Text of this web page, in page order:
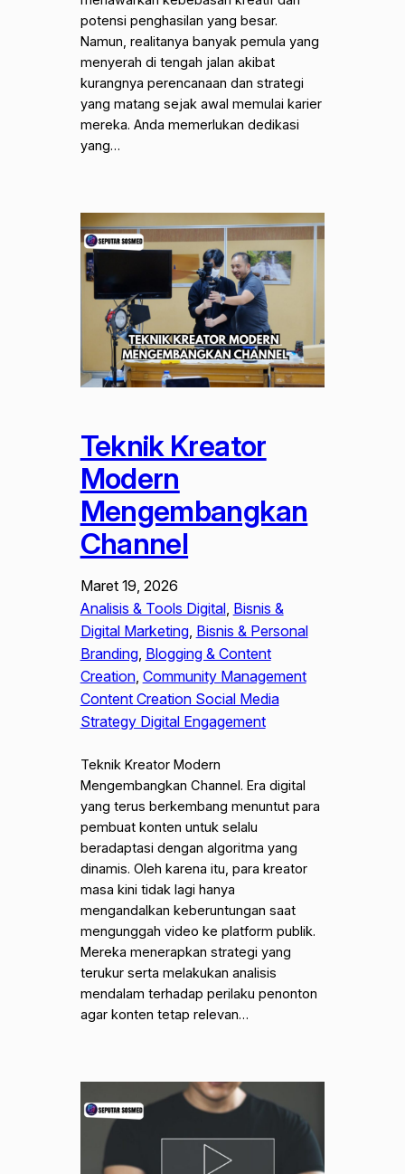
potensi penghasilan yang besar.
Namun, realitanya banyak pemula yang
menyerah di tengah jalan akibat
kurangnya perencanaan dan strategi
yang matang sejak awal memulai karier
mereka. Anda memerlukan dedikasi
yang…
Teknik Kreator
Modern
Mengembangkan
Channel
Maret 19, 2026
Analisis & Tools Digital, Bisnis &
Digital Marketing, Bisnis & Personal
Branding, Blogging & Content
Creation, Community Management
Content Creation Social Media
Strategy Digital Engagement
Teknik Kreator Modern
Mengembangkan Channel. Era digital
yang terus berkembang menuntut para
pembuat konten untuk selalu
beradaptasi dengan algoritma yang
dinamis. Oleh karena itu, para kreator
masa kini tidak lagi hanya
mengandalkan keberuntungan saat
mengunggah video ke platform publik.
Mereka menerapkan strategi yang
terukur serta melakukan analisis
mendalam terhadap perilaku penonton
agar konten tetap relevan…